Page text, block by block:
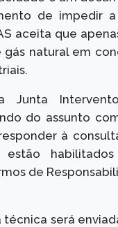
de impedir
aceita que
gás natural em
Junta
do assunto
à
estão
de
será